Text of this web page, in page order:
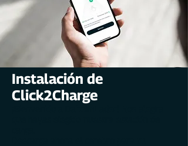
Instalación de
Click2Charge